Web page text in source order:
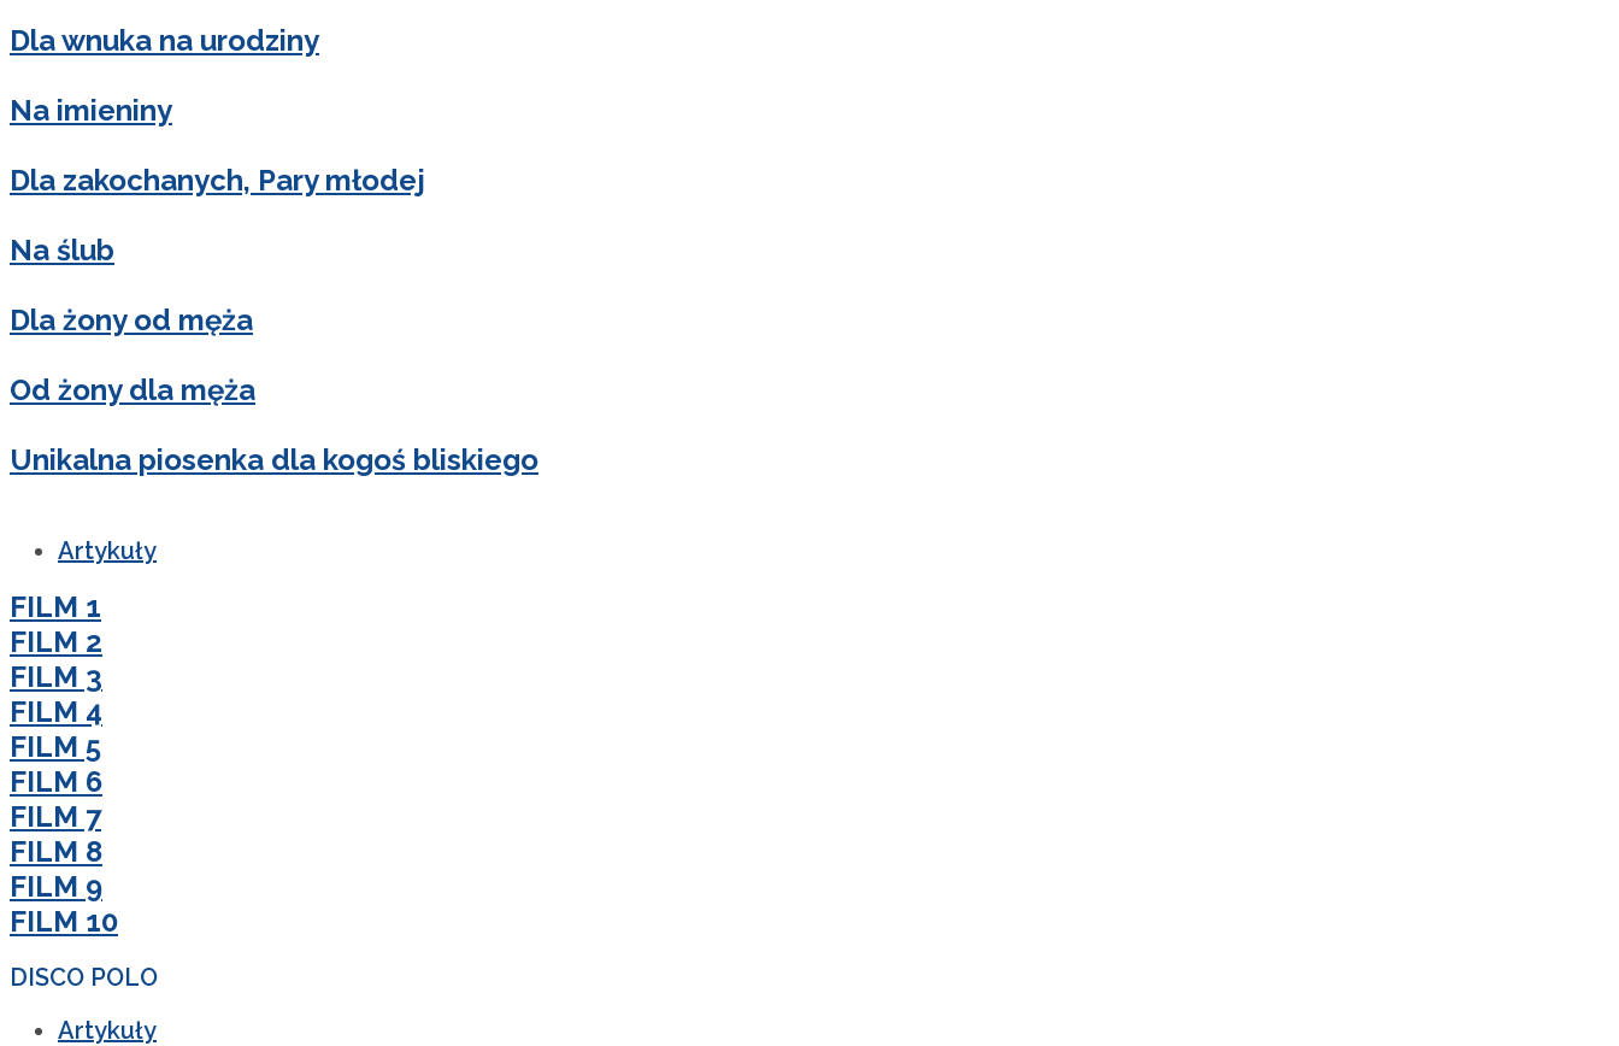
Dla wnuka na urodziny
Na imieniny
Dla zakochanych, Pary młodej
Na ślub
Dla żony od męża
Od żony dla męża
Unikalna piosenka dla kogoś bliskiego
Artykuły
FILM 1
FILM 2
FILM 3
FILM 4
FILM 5
FILM 6
FILM 7
FILM 8
FILM 9
FILM 10
DISCO POLO
Artykuły